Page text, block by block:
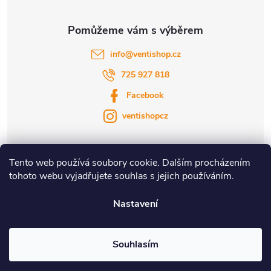
Tento web používá soubory cookie. Dalším procházením
tohoto webu vyjadřujete souhlas s jejich používáním.
Nastavení
Souhlasím
info@ventishop.cz
725 927 818
Facebook
ventishopcz
| |
Copyright 2026Ventishop.cz. Všechna práva vyhrazena.